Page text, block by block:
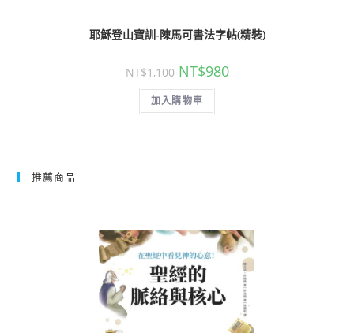
耶穌登山寶訓-陳馬可書法字帖(精裝)
NT$1,100 NT$980
加入購物車
推薦商品